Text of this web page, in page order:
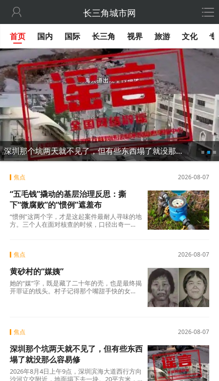
 长三角城市网
首页 国内 国际 长三角 视界 旅游 文化 专
深圳那个坑两天就不见了，但有些东西塌了就没那么容易修
2026-08-07
焦点
“五毛钱”撬动的基层治理反思：撕
下“微腐败”的“惯例”遮羞布
“惯例”这两个字，才是这起案件最耐人寻味的地
方。三个人在面对核查的时候，口径出奇一
议事程序、没有政策依据，仅凭几个人私下商
自欺欺人的“潜规则”。三人分工明确——每人负
责两根水管，各自收费、各自截留、余款入账
——分明是精心设计的利益勾兑，哪里有什
么“历来如此”的“惯例”?
2026-08-07
焦点
黄砂村的“媒姨”
她的“媒”字，既是藏了二十年的壳，也是最终揭
开罪证的线头。村子记得那个嘴甜手快的女
年。
2026-08-07
焦点
深圳那个坑两天就不见了，但有些东西
塌了就没那么容易修
2026年8月4日上午9点，深圳滨海大道西行方向
沙河立交附近，地面塌下去一块。20平方米，